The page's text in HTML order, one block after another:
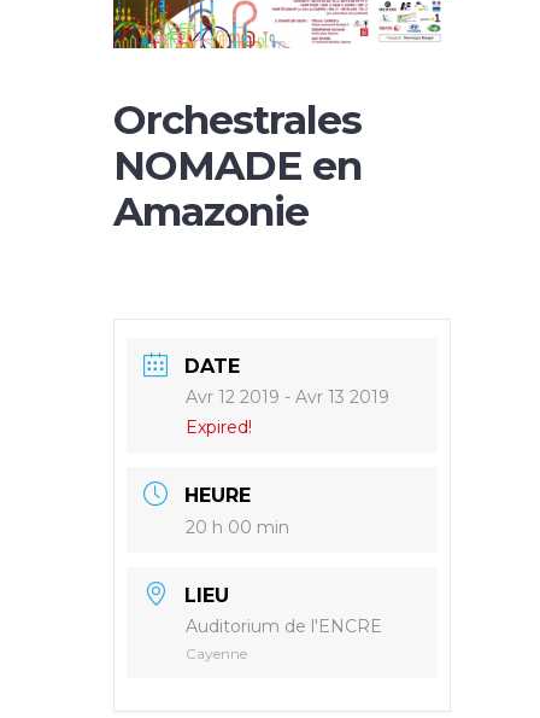
Orchestrales
NOMADE en
Amazonie
DATE
Avr 12 2019 - Avr 13 2019
Expired!
HEURE
20 h 00 min
LIEU
Auditorium de l'ENCRE
Cayenne